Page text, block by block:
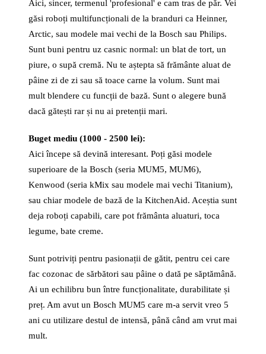
Aici, sincer, termenul 'profesional' e cam tras de păr. Vei
găsi roboți multifuncționali de la branduri ca Heinner,
Arctic, sau modele mai vechi de la Bosch sau Philips.
Sunt buni pentru uz casnic normal: un blat de tort, un
piure, o supă cremă. Nu te aștepta să frământe aluat de
pâine zi de zi sau să toace carne la volum. Sunt mai
mult blendere cu funcții de bază. Sunt o alegere bună
dacă gătești rar și nu ai pretenții mari.
Buget mediu (1000 - 2500 lei):
Aici începe să devină interesant. Poți găsi modele
superioare de la Bosch (seria MUM5, MUM6),
Kenwood (seria kMix sau modele mai vechi Titanium),
sau chiar modele de bază de la KitchenAid. Aceștia sunt
deja roboți capabili, care pot frământa aluaturi, toca
legume, bate creme.
Sunt potriviți pentru pasionații de gătit, pentru cei care
fac cozonac de sărbători sau pâine o dată pe săptămână.
Ai un echilibru bun între funcționalitate, durabilitate și
preț. Am avut un Bosch MUM5 care m-a servit vreo 5
ani cu utilizare destul de intensă, până când am vrut mai
mult.